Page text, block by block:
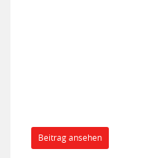
Beitrag ansehen